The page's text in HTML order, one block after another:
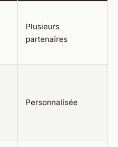
Plusieurs
partenaires
Personnalisée